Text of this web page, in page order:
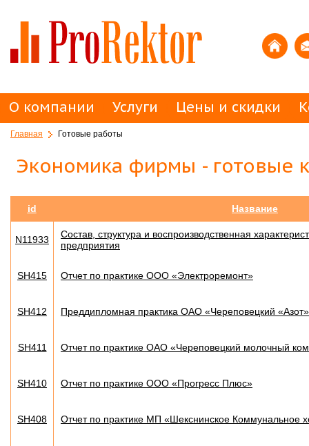
О компании Услуги Цены и скидки
Главная Готовые работы
Экономика фирмы - готовые
id Название
N11933
Состав, структура и воспроизводственная
предприятия
SH415 Отчет по практике ООО «Электроремонт»
SH412 Преддипломная практика ОАО «Череповецкий «Азот»
SH411 Отчет по практике ОАО «Череповецкий молочный
SH410 Отчет по практике ООО «Прогресс Плюс»
SH408 Отчет по практике МП «Шекснинское Коммунальное